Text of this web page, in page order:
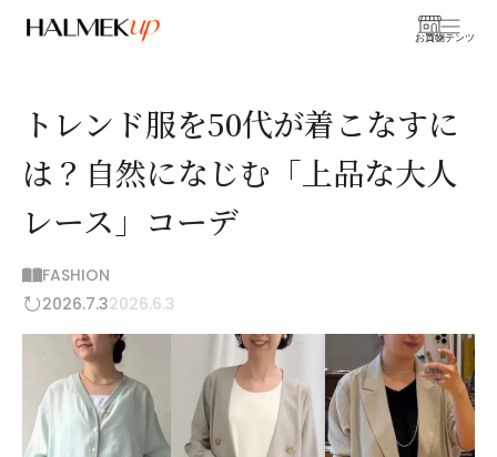
お買物
コンテンツ
トレンド服を50代が着こなすに
は？自然になじむ「上品な大人
レース」コーデ
FASHION
2026.7.32026.6.3